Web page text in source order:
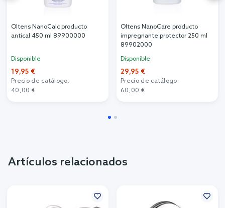
Oltens NanoCalc producto
antical 450 ml 89900000
Disponible
19,95 €
Precio de catálogo:
40,00 €
Oltens NanoCare producto
impregnante protector 250 ml
89902000
Disponible
29,95 €
Precio de catálogo:
60,00 €
Artículos relacionados